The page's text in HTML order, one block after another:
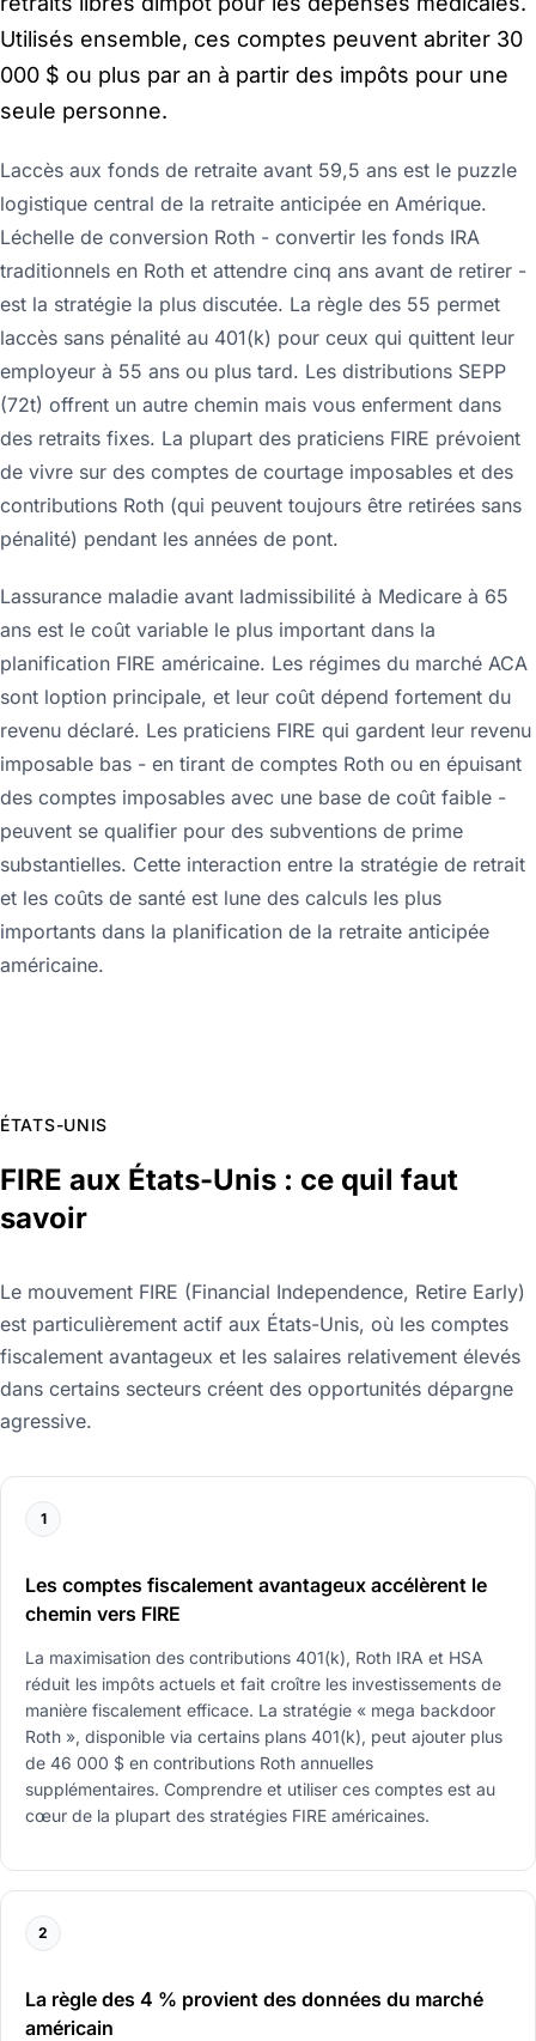
Utilisés ensemble, ces comptes peuvent abriter 30
000 $ ou plus par an à partir des impôts pour une
seule personne.
Laccès aux fonds de retraite avant 59,5 ans est le puzzle
logistique central de la retraite anticipée en Amérique.
Léchelle de conversion Roth - convertir les fonds IRA
traditionnels en Roth et attendre cinq ans avant de retirer -
est la stratégie la plus discutée. La règle des 55 permet
laccès sans pénalité au 401(k) pour ceux qui quittent leur
employeur à 55 ans ou plus tard. Les distributions SEPP
(72t) offrent un autre chemin mais vous enferment dans
des retraits fixes. La plupart des praticiens FIRE prévoient
de vivre sur des comptes de courtage imposables et des
contributions Roth (qui peuvent toujours être retirées sans
pénalité) pendant les années de pont.
Lassurance maladie avant ladmissibilité à Medicare à 65
ans est le coût variable le plus important dans la
planification FIRE américaine. Les régimes du marché ACA
sont loption principale, et leur coût dépend fortement du
revenu déclaré. Les praticiens FIRE qui gardent leur revenu
imposable bas - en tirant de comptes Roth ou en épuisant
des comptes imposables avec une base de coût faible -
peuvent se qualifier pour des subventions de prime
substantielles. Cette interaction entre la stratégie de retrait
et les coûts de santé est lune des calculs les plus
importants dans la planification de la retraite anticipée
américaine.
ÉTATS-UNIS
FIRE aux États-Unis : ce quil faut
savoir
Le mouvement FIRE (Financial Independence, Retire Early)
est particulièrement actif aux États-Unis, où les comptes
fiscalement avantageux et les salaires relativement élevés
dans certains secteurs créent des opportunités dépargne
agressive.
1
Les comptes fiscalement avantageux accélèrent le
chemin vers FIRE
La maximisation des contributions 401(k), Roth IRA et HSA
réduit les impôts actuels et fait croître les investissements de
manière fiscalement efficace. La stratégie « mega backdoor
Roth », disponible via certains plans 401(k), peut ajouter plus
de 46 000 $ en contributions Roth annuelles
supplémentaires. Comprendre et utiliser ces comptes est au
cœur de la plupart des stratégies FIRE américaines.
2
La règle des 4 % provient des données du marché
américain